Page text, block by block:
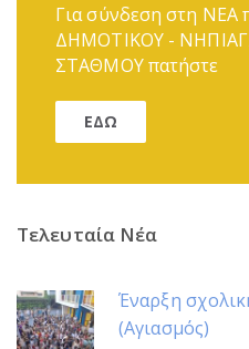
Για σύνδεση στη ΝΕΑ
ΔΗΜΟΤΙΚΟΥ -
ΣΤΑΘΜΟΥ πατήστε
ΕΔΩ
Τελευταία Νέα
Έναρξη
(Αγιασμός)